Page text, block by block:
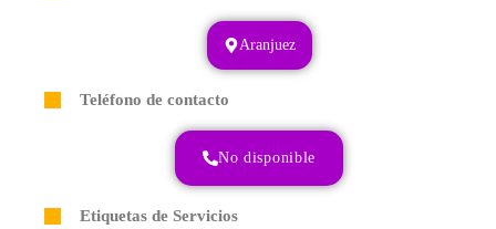
Aranjuez
Teléfono de contacto
No disponible
Etiquetas de Servicios